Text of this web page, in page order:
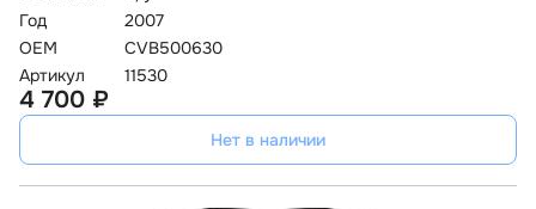
Год
2007
OEM
CVB500630
Артикул
11530
4 700 ₽
Нет в наличии